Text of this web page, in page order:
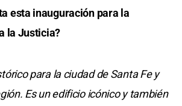
esta inauguración para la
la Justicia?
para la ciudad de Santa Fe y
Es un edificio icónico y también